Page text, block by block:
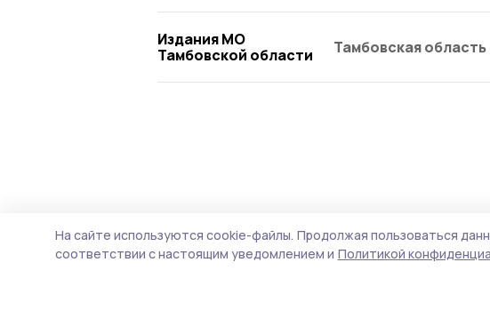
Издания МО
Тамбовской области
Тамбовская область
На сайте используются cookie-файлы. Продолжая пользоваться
соответствии с настоящим уведомлением и Политикой